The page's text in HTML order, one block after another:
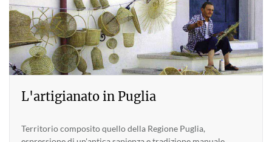
L'artigianato in Puglia
Territorio composito quello della Regione Puglia,